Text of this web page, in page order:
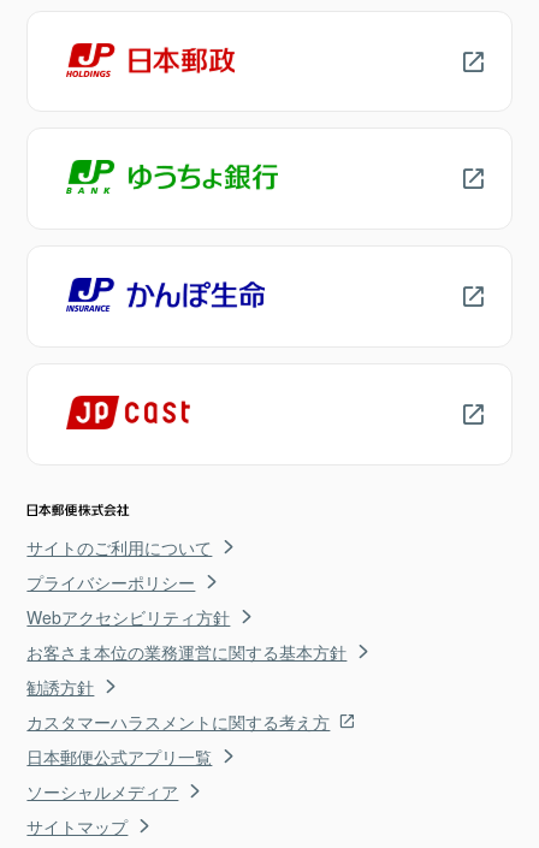
サイトのご利用について
プライバシーポリシー
Webアクセシビリティ方針
お客さま本位の業務運営に関する基本方針
勧誘方針
カスタマーハラスメントに関する考え方
日本郵便公式アプリ一覧
ソーシャルメディア
サイトマップ